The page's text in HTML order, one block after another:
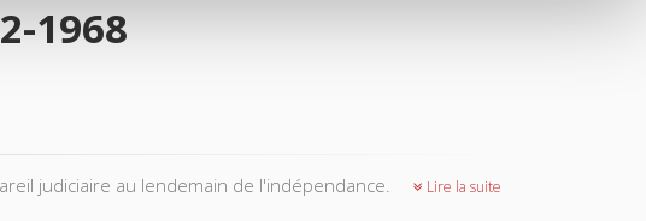
1968
judiciaire au lendemain de l'indépendance. Lire la suite